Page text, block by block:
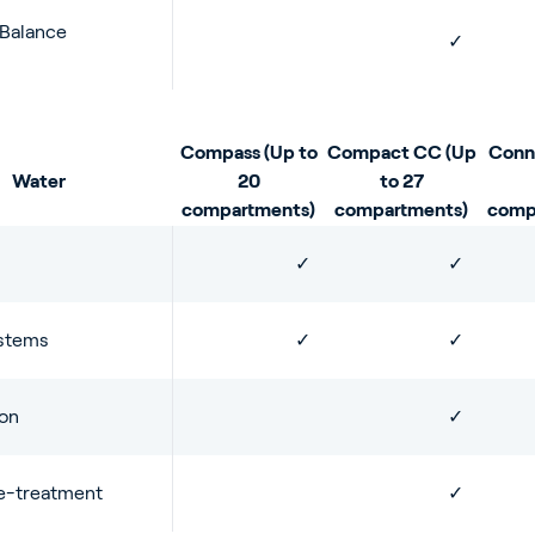
✓
Water
Compass (Up to
20
compartments)
Compact CC (Up
to 27
compartments)
✓ ✓
✓ ✓
✓
treatment ✓